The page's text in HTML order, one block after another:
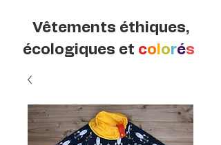
Vêtements éthiques,
écologiques et co orés